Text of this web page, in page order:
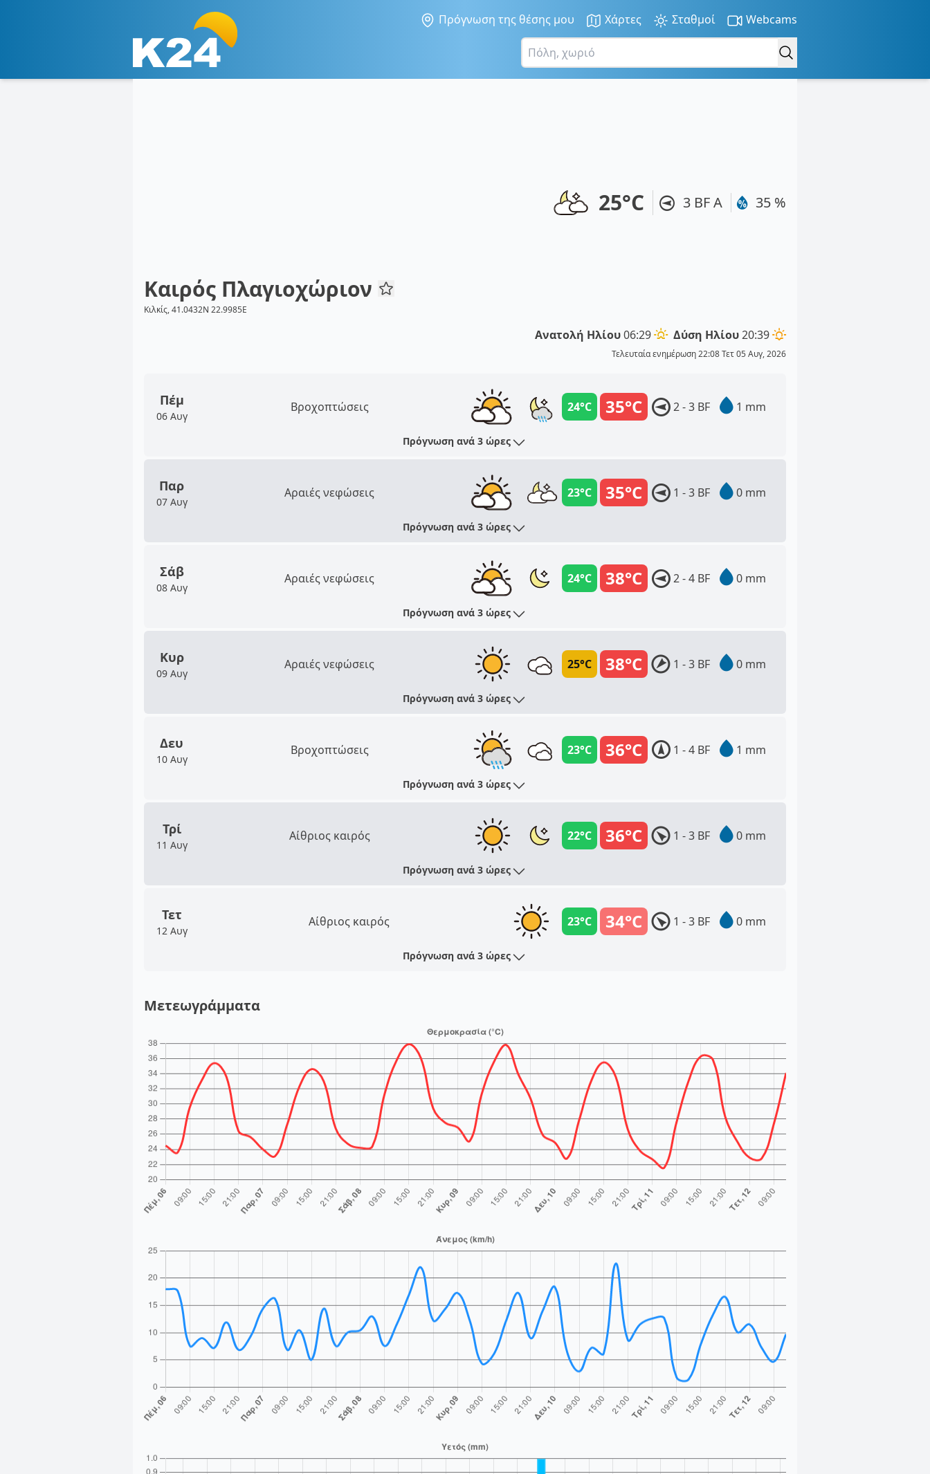
Πρόγνωση της θέσης μου Χάρτες Σταθμοί Webcams
Καιρός Πλαγιοχώριον
Κιλκίς, 41.0432N 22.9985E
25°C 3 BF Α 35 %
Ανατολή Ηλίου06:29 Δύση Ηλίου20:39
Τελευταία ενημέρωση 22:08 Τετ 05 Αυγ, 2026
Πέμ
06 Αυγ
Βροχοπτώσεις 35°C
24°C 2 - 3 BF 1 mm
Πρόγνωση ανά 3 ώρες
Παρ
07 Αυγ
Αραιές νεφώσεις 35°C
23°C 1 - 3 BF 0 mm
Πρόγνωση ανά 3 ώρες
Σάβ
08 Αυγ
Αραιές νεφώσεις 38°C
24°C 2 - 4 BF 0 mm
Πρόγνωση ανά 3 ώρες
Κυρ
09 Αυγ
Αραιές νεφώσεις 38°C
25°C 1 - 3 BF 0 mm
Πρόγνωση ανά 3 ώρες
Δευ
10 Αυγ
Βροχοπτώσεις 36°C
23°C 1 - 4 BF 1 mm
Πρόγνωση ανά 3 ώρες
Τρί
11 Αυγ
Αίθριος καιρός 36°C
22°C 1 - 3 BF 0 mm
Πρόγνωση ανά 3 ώρες
Τετ
12 Αυγ
Αίθριος καιρός 34°C
23°C 1 - 3 BF 0 mm
Πρόγνωση ανά 3 ώρες
Μετεωγράμματα